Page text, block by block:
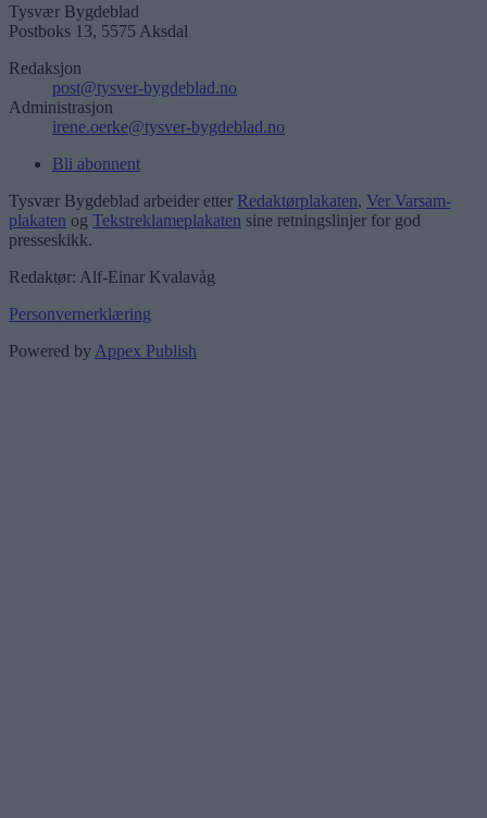
Tysvær Bygdeblad
Postboks 13, 5575 Aksdal
Redaksjon
post@tysver-bygdeblad.no
Administrasjon
irene.oerke@tysver-bygdeblad.no
Bli abonnent
Tysvær Bygdeblad arbeider etter Redaktørplakaten, Ver Varsam-
plakaten og Tekstreklameplakaten sine retningslinjer for god
presseskikk.
Redaktør: Alf-Einar Kvalavåg
Personvernerklæring
Powered byAppex Publish